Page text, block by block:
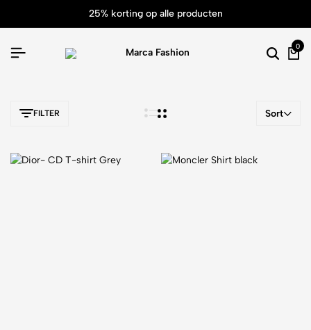
25% korting op alle producten
0
FILTER Sort